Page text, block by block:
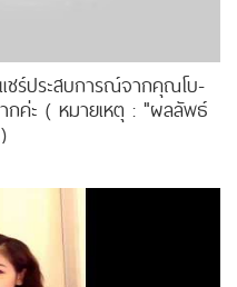
ชร์ประสบการณ์จากคุณโบ-
กค่ะ ( หมายเหตุ : "ผลลัพธ์